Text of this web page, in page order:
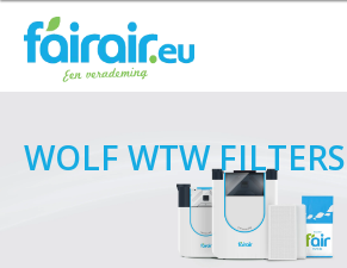
WOLF WTW FILTERS